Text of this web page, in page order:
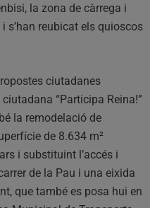
la zona de càrrega i
s’han reubicat els quioscos
ciutadanes
“Participa Reina!”
la remodelació de
de 8.634 m²
i substituint l’accés i
de la Pau i una eixida
que també es posa hui en